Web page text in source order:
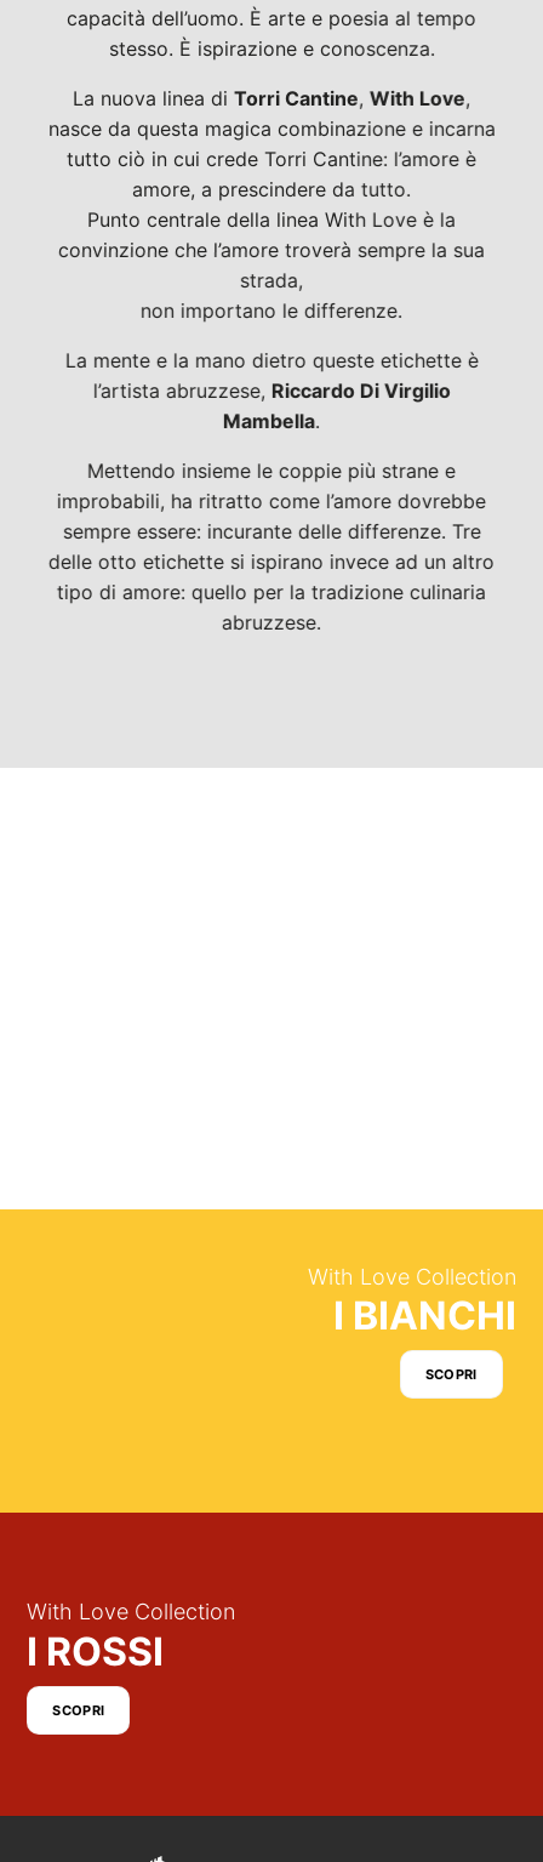
capacità dell’uomo. È arte e poesia al tempo
stesso. È ispirazione e conoscenza.
La nuova linea di Torri Cantine, With Love,
nasce da questa magica combinazione e incarna
tutto ciò in cui crede Torri Cantine: l’amore è
amore, a prescindere da tutto.
Punto centrale della linea With Love è la
convinzione che l’amore troverà sempre la sua
strada,
non importano le differenze.
La mente e la mano dietro queste etichette è
l’artista abruzzese, Riccardo Di Virgilio
Mambella.
Mettendo insieme le coppie più strane e
improbabili, ha ritratto come l’amore dovrebbe
sempre essere: incurante delle differenze. Tre
delle otto etichette si ispirano invece ad un altro
tipo di amore: quello per la tradizione culinaria
abruzzese.
With Love Collection
I BIANCHI
SCOPRI
With Love Collection
I ROSSI
SCOPRI